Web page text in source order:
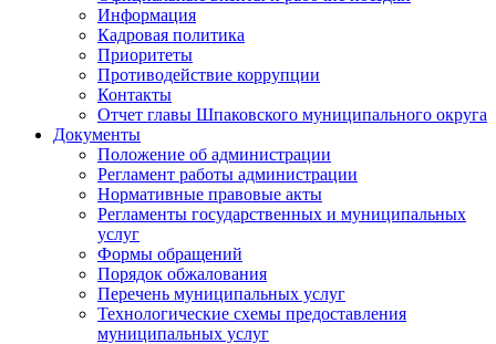
Информация
Кадровая политика
Приоритеты
Противодействие коррупции
Контакты
Отчет главы Шпаковского муниципального округа
Документы
Положение об администрации
Регламент работы администрации
Нормативные правовые акты
Регламенты государственных и муниципальных
услуг
Формы обращений
Порядок обжалования
Перечень муниципальных услуг
Технологические схемы предоставления
муниципальных услуг